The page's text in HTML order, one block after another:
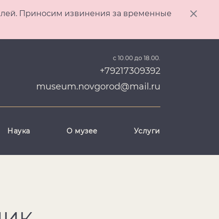
Приносим извинения за временные
с 10.00 до 18.00.
+79217309392
museum.novgorod@mail.ru
Наука О музее Услуги